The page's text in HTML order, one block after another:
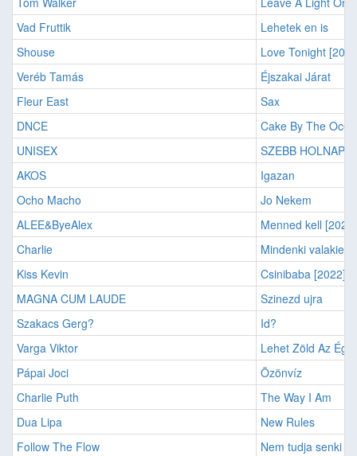
Vad Fruttik
Lehetek en is
Shouse
Love Tonight
Veréb Tamás
Éjszakai Járat
Fleur East
Sax
DNCE
Cake By The
UNISEX
SZEBB HOLNAP...
AKOS
Igazan
Ocho Macho
Jo Nekem
ALEE&ByeAlex
Menned kell [2022]
Charlie
Mindenki valakie
Kiss Kevin
Csinibaba [2022]
MAGNA CUM LAUDE
Szinezd ujra
Szakacs Gerg?
Id?
Varga Viktor
Lehet Zöld Az Ég
Pápai Joci
Özönvíz
Charlie Puth
The Way I Am
Dua Lipa
New Rules
Follow The Flow
Nem tudja senki